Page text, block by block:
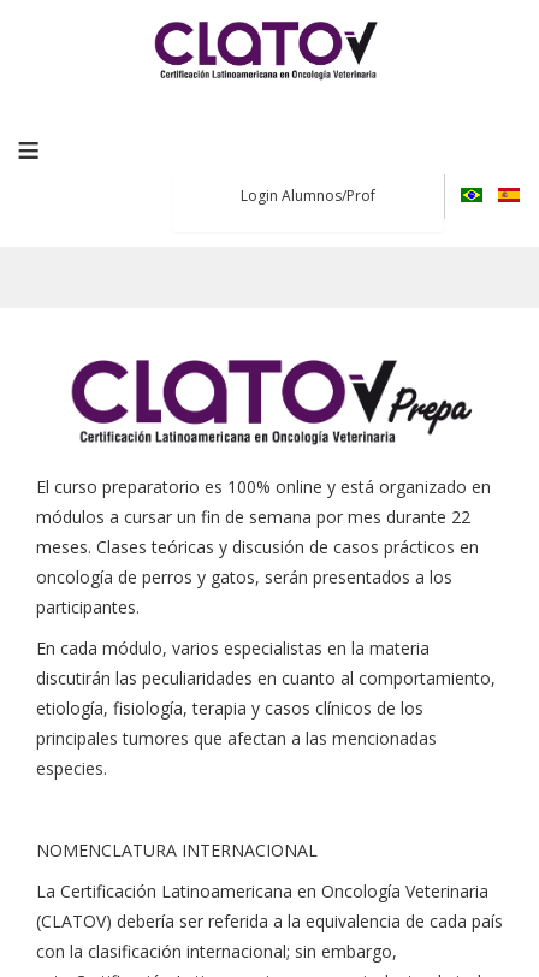
≡
Login Alumnos/Prof
El curso preparatorio es 100% online y está organizado en
módulos a cursar un fin de semana por mes durante 22
meses. Clases teóricas y discusión de casos prácticos en
oncología de perros y gatos, serán presentados a los
participantes.
En cada módulo, varios especialistas en la materia
discutirán las peculiaridades en cuanto al comportamiento,
etiología, fisiología, terapia y casos clínicos de los
principales tumores que afectan a las mencionadas
especies.
NOMENCLATURA INTERNACIONAL
La Certificación Latinoamericana en Oncología Veterinaria
(CLATOV) debería ser referida a la equivalencia de cada país
con la clasificación internacional; sin embargo,